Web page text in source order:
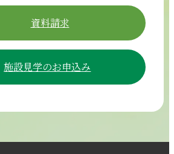
054-265-5811
資料請求
施設見学のお申込み